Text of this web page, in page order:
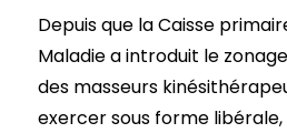
Depuis que la Caisse
Maladie a introduit le
des masseurs
exercer sous forme